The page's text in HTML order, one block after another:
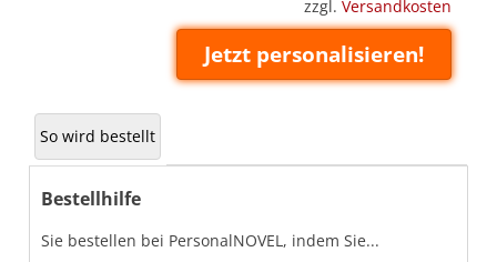
zzgl. Versandkosten
Jetzt personalisieren!
So wird bestellt
Bestellhilfe
Sie bestellen bei PersonalNOVEL, indem Sie...